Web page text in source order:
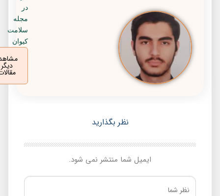
سلامت
کیوان
مشاهده
مقالات
نظر بگذارید
ایمیل شما منتشر نمی شود.